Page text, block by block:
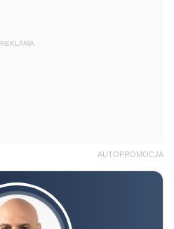
REKLAMA
AUTOPROMOCJA